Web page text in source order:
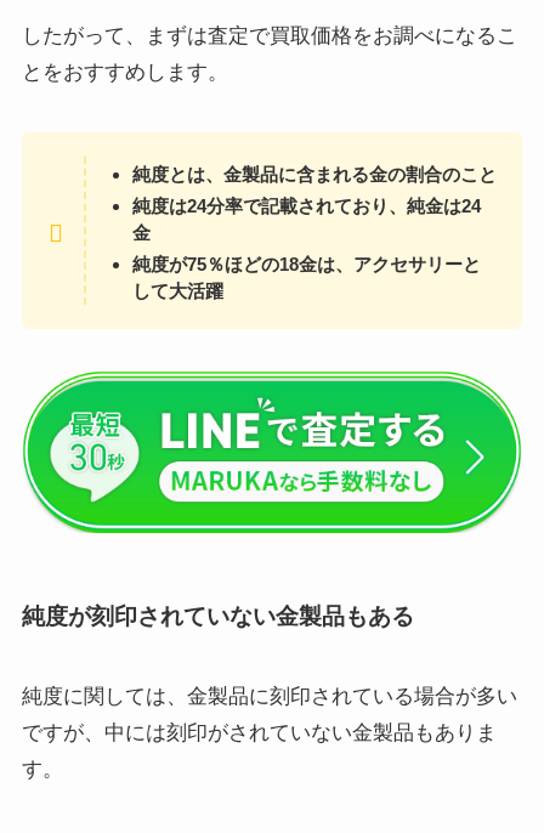
したがって、まずは査定で買取価格をお調べになるこ
とをおすすめします。
純度とは、金製品に含まれる金の割合のこと
純度は24分率で記載されており、純金は24
金
純度が75％ほどの18金は、アクセサリーと
して大活躍
純度が刻印されていない金製品もある
純度に関しては、金製品に刻印されている場合が多い
ですが、中には刻印がされていない金製品もありま
す。